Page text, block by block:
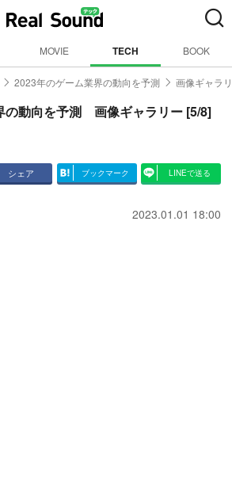
MOVIE TECH BOOK
2023年のゲーム業界の動向を予測 画像ギャラ
の動向を予測 画像ギャラリー [5/8]
シェア ブックマーク LINEで送る
2023.01.01 18:00